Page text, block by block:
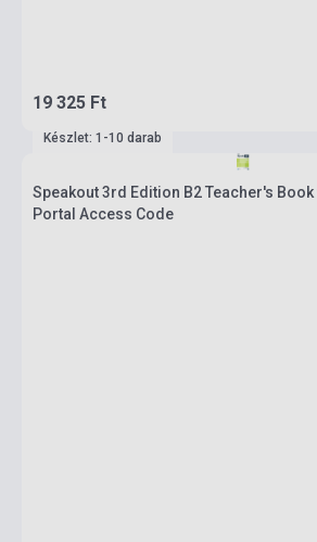
19 325 Ft
Készlet: 1-10 darab
Speakout 3rd Edition B2 Teacher's Book
Portal Access Code